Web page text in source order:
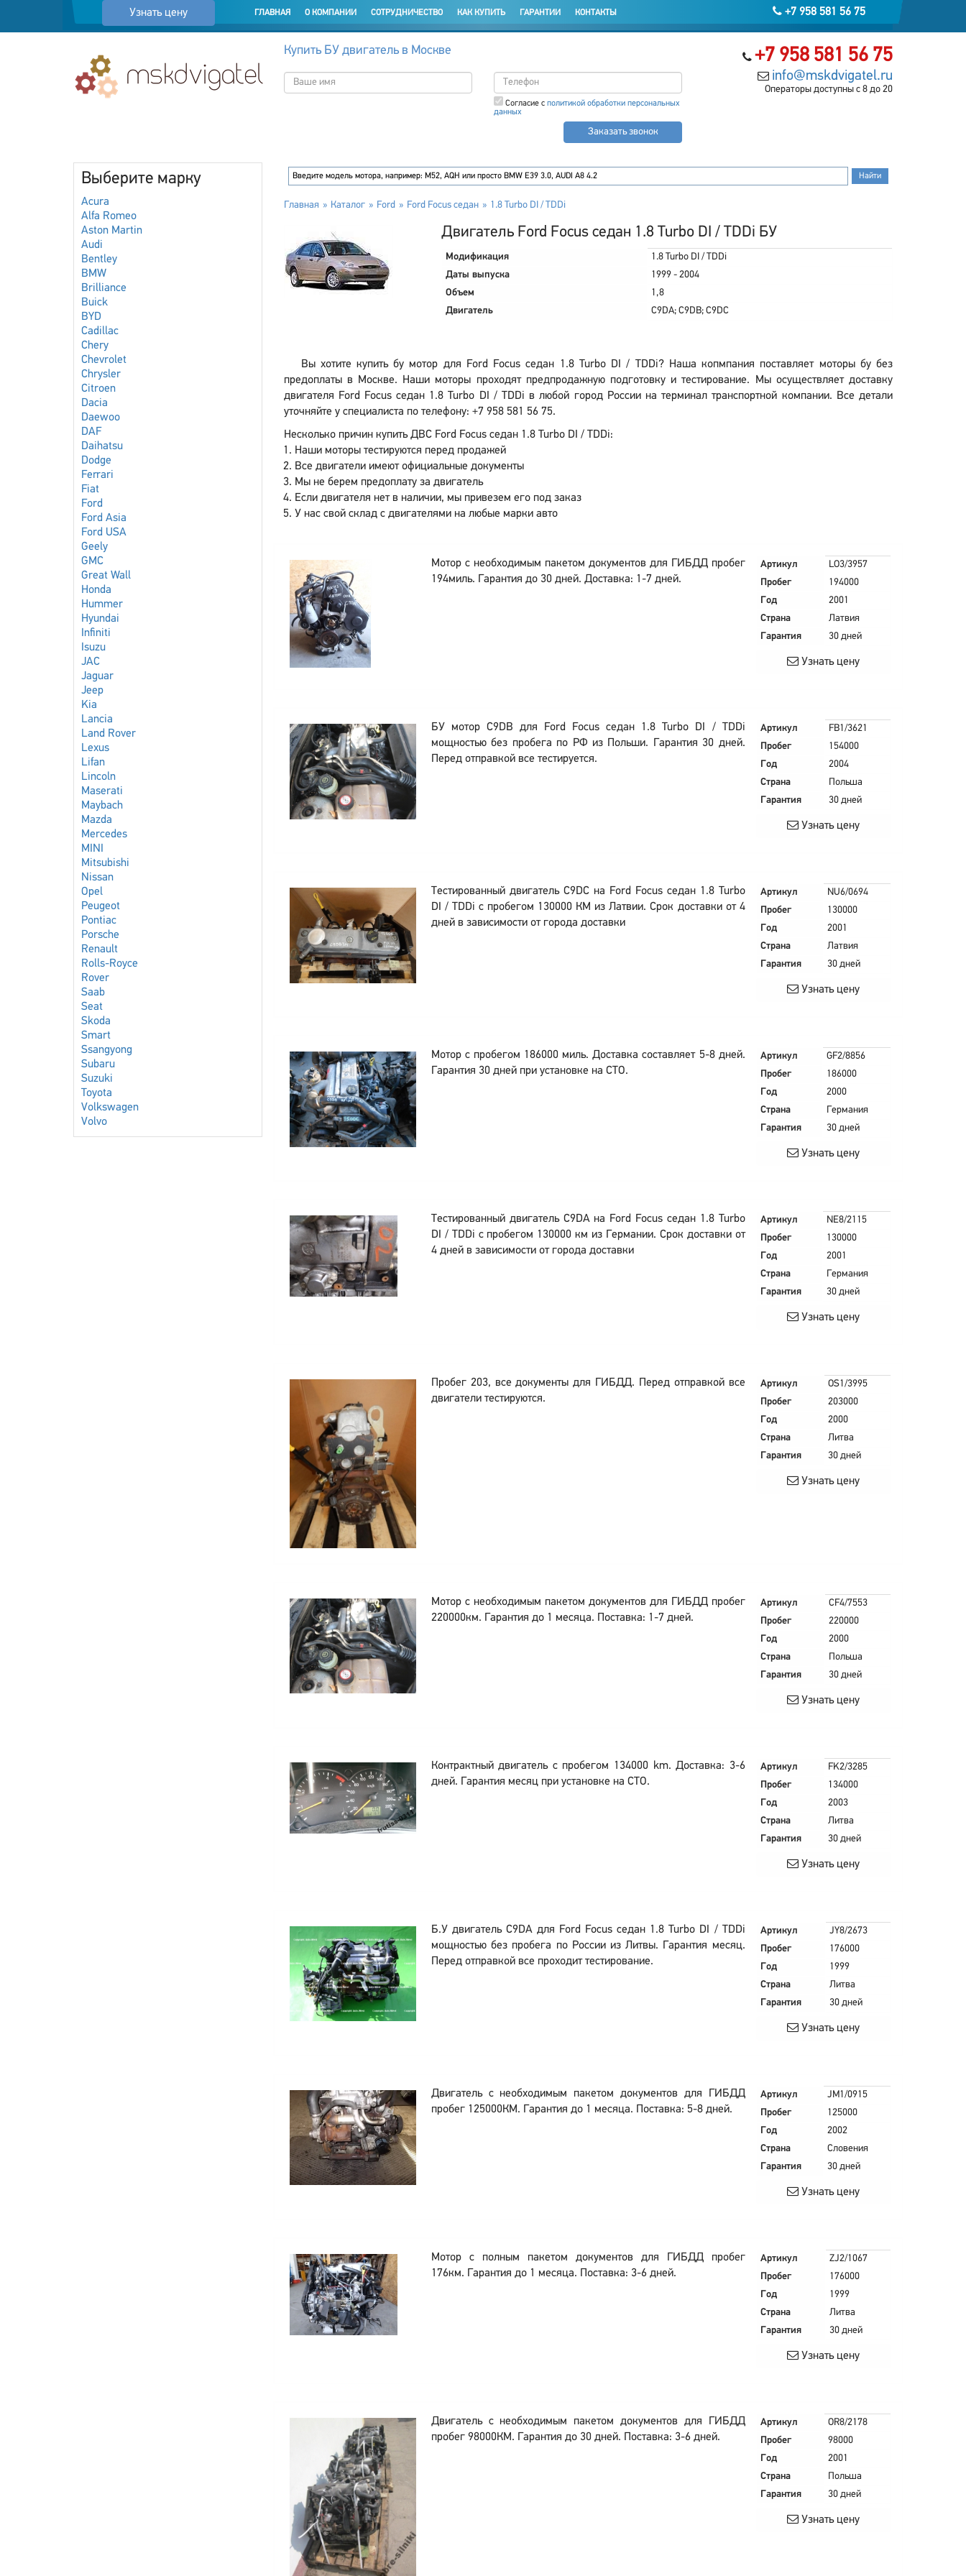
Узнать цену +7 958 581 56 75
ГЛАВНАЯ О КОМПАНИИ СОТРУДНИЧЕСТВО КАК КУПИТЬ ГАРАНТИИ КОНТАКТЫ
+7 958 581 56 75
info@mskdvigatel.ru
Операторы доступны с 8 до 20
Купить БУ двигатель в Москве
Согласие с политикой обработки персональных
данных
Заказать звонок
Выберите марку
Acura
Alfa Romeo
Aston Martin
Audi
Bentley
BMW
Brilliance
Buick
BYD
Cadillac
Chery
Chevrolet
Chrysler
Citroen
Dacia
Daewoo
DAF
Daihatsu
Dodge
Ferrari
Fiat
Ford
Ford Asia
Ford USA
Geely
GMC
Great Wall
Honda
Hummer
Hyundai
Infiniti
Isuzu
JAC
Jaguar
Jeep
Kia
Lancia
Land Rover
Lexus
Lifan
Lincoln
Maserati
Maybach
Mazda
Mercedes
MINI
Mitsubishi
Nissan
Opel
Peugeot
Pontiac
Porsche
Renault
Rolls-Royce
Rover
Saab
Seat
Skoda
Smart
Ssangyong
Subaru
Suzuki
Toyota
Volkswagen
Volvo
Главная Каталог Ford Ford Focus седан 1.8 Turbo DI / TDDi
Двигатель Ford Focus седан 1.8 Turbo DI / TDDi БУ
Модификация
1.8 Turbo DI / TDDi
Даты выпуска
1999 - 2004
Объем
1,8
Двигатель
C9DA; C9DB; C9DC
Вы хотите купить бу мотор для Ford Focus седан 1.8 Turbo DI / TDDi? Наша копмпания поставляет моторы бу без
предоплаты в Москве. Наши моторы проходят предпродажную подготовку и тестирование. Мы осуществляет доставку
двигателя Ford Focus седан 1.8 Turbo DI / TDDi в любой город России на терминал транспортной компании. Все детали
уточняйте у специалиста по телефону: +7 958 581 56 75.
Несколько причин купить ДВС Ford Focus седан 1.8 Turbo DI / TDDi:
Наши моторы тестируются перед продажей
Все двигатели имеют официальные документы
Мы не берем предоплату за двигатель
Если двигателя нет в наличии, мы привезем его под заказ
У нас свой склад с двигателями на любые марки авто
Мотор с необходимым пакетом документов для ГИБДД пробег
194миль. Гарантия до 30 дней. Доставка: 1-7 дней.
Артикул
LO3/3957
Пробег
194000
Год
2001
Страна
Латвия
Гарантия
30 дней
Узнать цену
БУ мотор C9DB для Ford Focus седан 1.8 Turbo DI / TDDi
мощностью без пробега по РФ из Польши. Гарантия 30 дней.
Перед отправкой все тестируется.
Артикул
FB1/3621
Пробег
154000
Год
2004
Страна
Польша
Гарантия
30 дней
Узнать цену
Тестированный двигатель C9DC на Ford Focus седан 1.8 Turbo
DI / TDDi с пробегом 130000 КМ из Латвии. Срок доставки от 4
дней в зависимости от города доставки
Артикул
NU6/0694
Пробег
130000
Год
2001
Страна
Латвия
Гарантия
30 дней
Узнать цену
Мотор с пробегом 186000 миль. Доставка составляет 5-8 дней.
Гарантия 30 дней при установке на СТО.
Артикул
GF2/8856
Пробег
186000
Год
2000
Страна
Германия
Гарантия
30 дней
Узнать цену
Тестированный двигатель C9DA на Ford Focus седан 1.8 Turbo
DI / TDDi с пробегом 130000 км из Германии. Срок доставки от
4 дней в зависимости от города доставки
Артикул
NE8/2115
Пробег
130000
Год
2001
Страна
Германия
Гарантия
30 дней
Узнать цену
Пробег 203, все документы для ГИБДД. Перед отправкой все
двигатели тестируются.
Артикул
OS1/3995
Пробег
203000
Год
2000
Страна
Литва
Гарантия
30 дней
Узнать цену
Мотор с необходимым пакетом документов для ГИБДД пробег
220000км. Гарантия до 1 месяца. Поставка: 1-7 дней.
Артикул
CF4/7553
Пробег
220000
Год
2000
Страна
Польша
Гарантия
30 дней
Узнать цену
Контрактный двигатель с пробегом 134000 km. Доставка: 3-6
дней. Гарантия месяц при установке на СТО.
Артикул
FK2/3285
Пробег
134000
Год
2003
Страна
Литва
Гарантия
30 дней
Узнать цену
Б.У двигатель C9DA для Ford Focus седан 1.8 Turbo DI / TDDi
мощностью без пробега по России из Литвы. Гарантия месяц.
Перед отправкой все проходит тестирование.
Артикул
JY8/2673
Пробег
176000
Год
1999
Страна
Литва
Гарантия
30 дней
Узнать цену
Двигатель с необходимым пакетом документов для ГИБДД
пробег 125000КМ. Гарантия до 1 месяца. Поставка: 5-8 дней.
Артикул
JM1/0915
Пробег
125000
Год
2002
Страна
Словения
Гарантия
30 дней
Узнать цену
Мотор с полным пакетом документов для ГИБДД пробег
176км. Гарантия до 1 месяца. Поставка: 3-6 дней.
Артикул
ZJ2/1067
Пробег
176000
Год
1999
Страна
Литва
Гарантия
30 дней
Узнать цену
Двигатель с необходимым пакетом документов для ГИБДД
пробег 98000КМ. Гарантия до 30 дней. Поставка: 3-6 дней.
Артикул
OR8/2178
Пробег
98000
Год
2001
Страна
Польша
Гарантия
30 дней
Узнать цену